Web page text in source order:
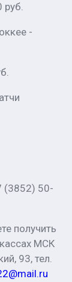
руб.
-
(3852) 50-
получить
МСК
93, тел.